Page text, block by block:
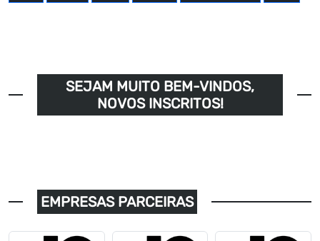
SEJAM MUITO BEM-VINDOS,
NOVOS INSCRITOS!
EMPRESAS PARCEIRAS